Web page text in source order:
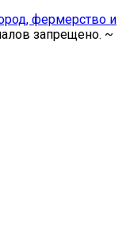
фермерство и
запрещено. ~